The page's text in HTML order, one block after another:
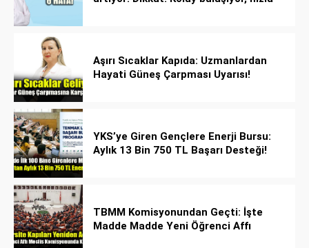
Aşırı Sıcaklar Kapıda: Uzmanlardan
Hayati Güneş Çarpması Uyarısı!
YKS’ye Giren Gençlere Enerji Bursu:
Aylık 13 Bin 750 TL Başarı Desteği!
TBMM Komisyonundan Geçti: İşte
Madde Madde Yeni Öğrenci Affı